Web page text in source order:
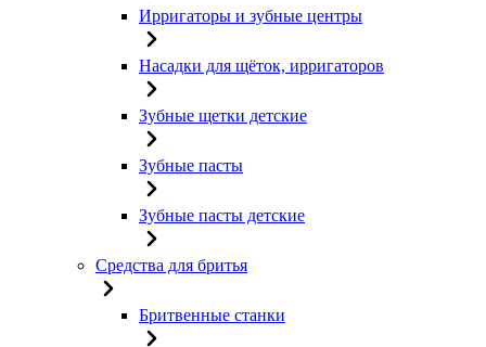
Ирригаторы и зубные центры
Насадки для щёток, ирригаторов
Зубные щетки детские
Зубные пасты
Зубные пасты детские
Средства для бритья
Бритвенные станки